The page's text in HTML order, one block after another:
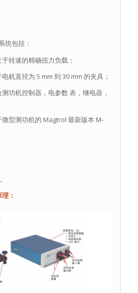
统包括：
转速的精确扭力负载；
机直径为 5 mm 到 30 mm 的夹具；
功机控制器，电参数 表，继电器，
型测功机的 Magtrol 最新版本 M-
：